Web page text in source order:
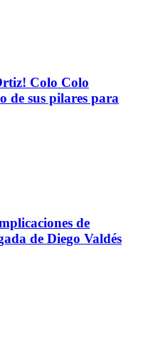
Colo Colo
de sus pilares para
de
de Diego Valdés